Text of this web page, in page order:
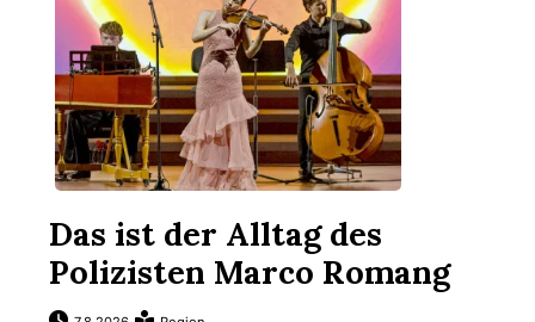
Das ist der Alltag des
Polizisten Marco Romang